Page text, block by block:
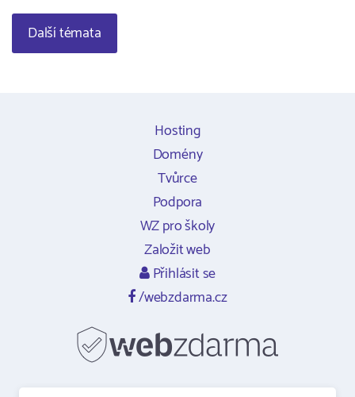
Další témata
Hosting
Domény
Tvůrce
Podpora
WZ pro školy
Založit web
Přihlásit se
/webzdarma.cz